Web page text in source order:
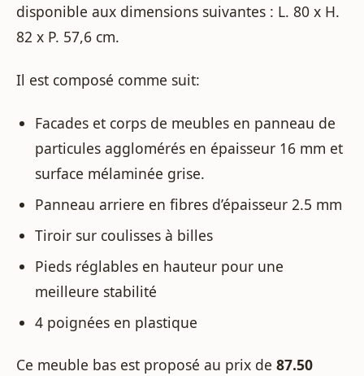
disponible aux dimensions suivantes : L. 80 x H.
82 x P. 57,6 cm.
Il est composé comme suit:
Facades et corps de meubles en panneau de
particules agglomérés en épaisseur 16 mm et
surface mélaminée grise.
Panneau arriere en fibres d’épaisseur 2.5 mm
Tiroir sur coulisses à billes
Pieds réglables en hauteur pour une
meilleure stabilité
4 poignées en plastique
Ce meuble bas est proposé au prix de 87.50